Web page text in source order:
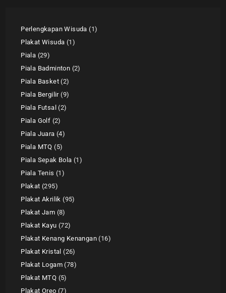
Perlengkapan Wisuda
1
Plakat Wisuda 1
Piala 29
Piala Badminton 2
Piala Basket 2
Piala Bergilir 9
Piala Futsal
2
Piala Golf 2
Piala Juara 4
Piala MTQ
5
Piala Sepak Bola 1
Piala Tenis
1
Plakat 295
Plakat Akrilik
95
Plakat Jam 8
Plakat Kayu 72
Plakat Kenang Kenangan 16
Plakat Kristal
26
Plakat Logam 78
Plakat MTQ 5
Plakat Oreo 7